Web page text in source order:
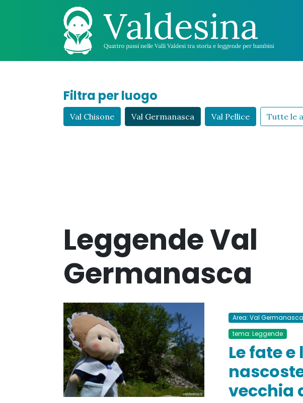
Filtra per luogo
Val Chisone Val Germanasca Val Pellice Tutte le
Leggende Val
Germanasca
Area: Val Germanasca
tema: Leggende
Le fate
vecchia